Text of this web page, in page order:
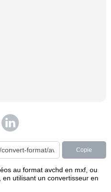
Copie
au format avchd en mxf, ou
utilisant un convertisseur en